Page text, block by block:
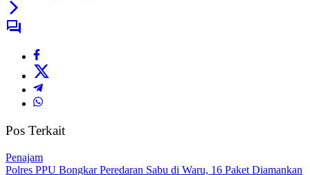
Pos Terkait
Penajam
Polres PPU Bongkar Peredaran Sabu di Waru, 16 Paket Diamankan